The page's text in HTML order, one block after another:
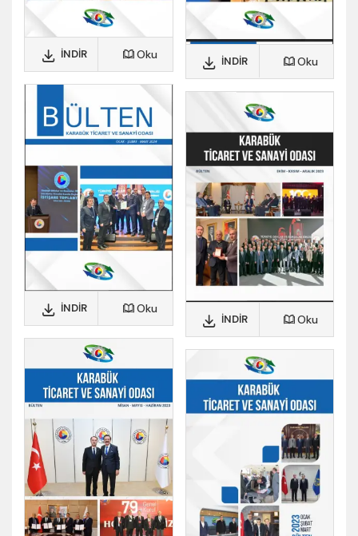
İNDIR Oku İNDIR Oku
İNDIR Oku
İNDIR Oku